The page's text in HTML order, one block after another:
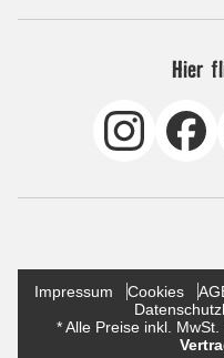
Hier
Impressum Cookies
* Alle Preise inkl.